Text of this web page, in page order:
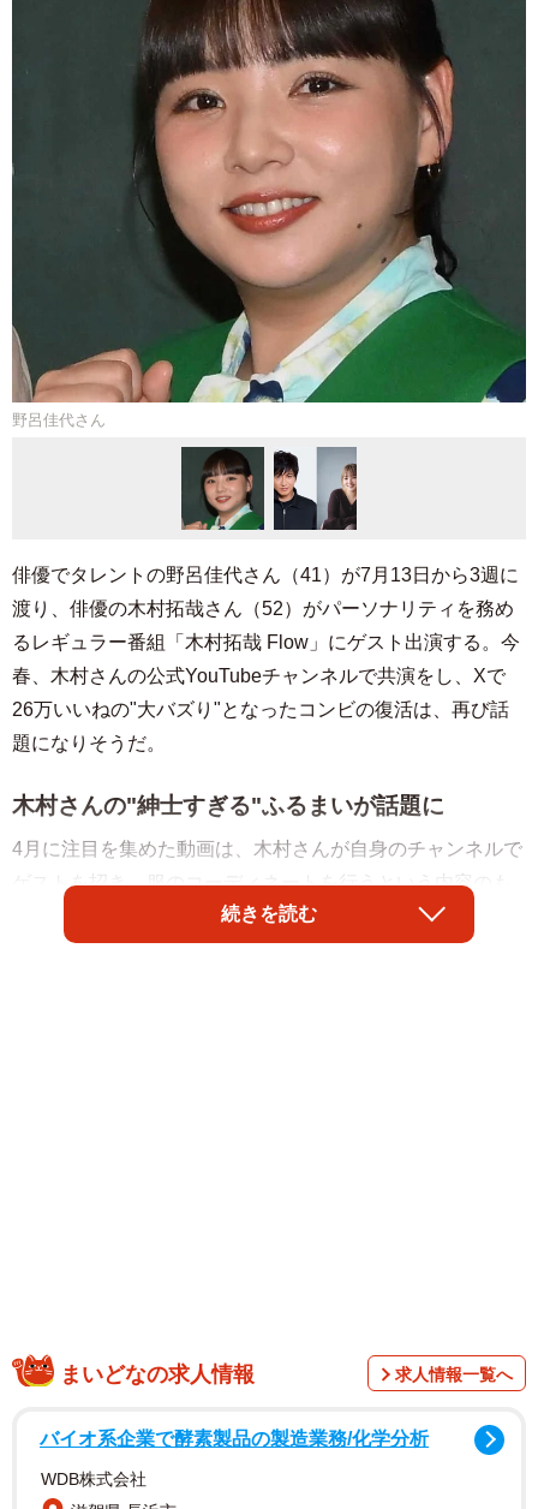
野呂佳代さん
俳優でタレントの野呂佳代さん（41）が7月13日から3週に
渡り、俳優の木村拓哉さん（52）がパーソナリティを務め
るレギュラー番組「木村拓哉 Flow」にゲスト出演する。今
春、木村さんの公式YouTubeチャンネルで共演をし、Xで
26万いいねの"大バズり"となったコンビの復活は、再び話
題になりそうだ。
木村さんの"紳士すぎる"ふるまいが話題に
4月に注目を集めた動画は、木村さんが自身のチャンネルで
ゲストを招き、服のコーディネートを行うという内容のも
の。視聴者からのリクエストで「GU女子7日間コーデ」が
テーマとなり、野呂さんをゲスト兼モデルとして木村さん
続きを読む
まいどなの求人情報 求人情報一覧へ
バイオ系企業で酵素製品の製造業務/化学分析
WDB株式会社